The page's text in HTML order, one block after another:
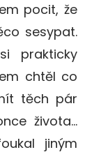
pocit, že
sesypat.
prakticky
chtěl co
těch pár
života…
jiným